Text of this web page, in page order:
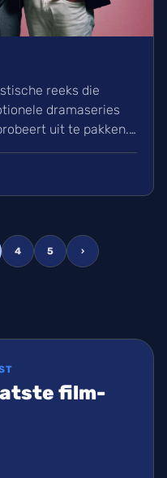
reeks die
dramaseries
uit te pakken.
voor een non-
4 5 ›
film-